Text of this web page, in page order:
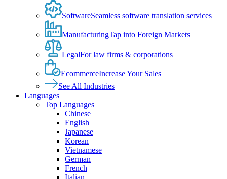
SoftwareSeamless software translation services
ManufacturingTap into Foreign Markets
LegalFor law firms & corporations
EcommerceIncrease Your Sales
See All Industries
Languages
Top Languages
Chinese
English
Japanese
Korean
Vietnamese
German
French
Italian